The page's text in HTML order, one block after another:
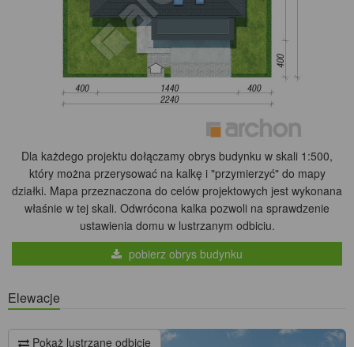
Dla każdego projektu dołączamy obrys budynku w skali 1:500,
który można przerysować na kalkę i "przymierzyć" do mapy
działki. Mapa przeznaczona do celów projektowych jest wykonana
właśnie w tej skali. Odwrócona kalka pozwoli na sprawdzenie
ustawienia domu w lustrzanym odbiciu.
pobierz obrys budynku
Elewacje
Pokaż lustrzane odbicie